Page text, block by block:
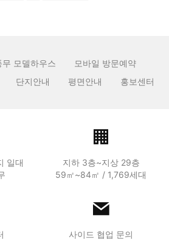
모델하우스
모바일 방문예약
단지안내 평면안내 홍보센터
일대
지하 3층~지상 29층
59㎡~84㎡ / 1,769세대
사이드 협업 문의